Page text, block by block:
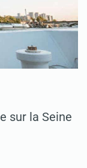
sur la Seine